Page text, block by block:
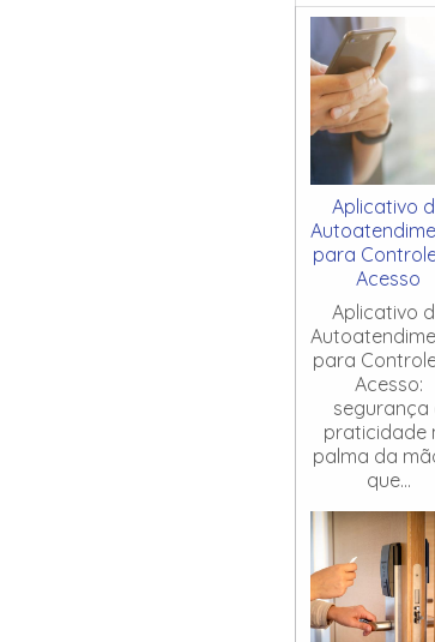
Aplicativo
para
Acesso
Aplicativo
para
Acesso:
segurança
praticidade
palma da
que...